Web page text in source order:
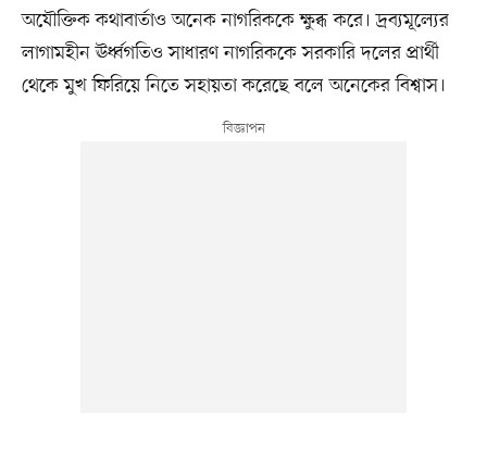
অযৌক্তিক কথাবার্তাও অনেক নাগরিককে ক্ষুব্ধ করে। দ্রব্যমূল্যের
লাগামহীন ঊর্ধ্বগতিও সাধারণ নাগরিককে সরকারি দলের প্রার্থী
থেকে মুখ ফিরিয়ে নিতে সহায়তা করেছে বলে অনেকের বিশ্বাস।